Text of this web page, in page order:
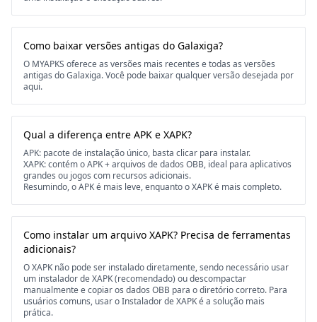
Como baixar versões antigas do Galaxiga?
O MYAPKS oferece as versões mais recentes e todas as versões
antigas do Galaxiga. Você pode baixar qualquer versão desejada por
aqui.
Qual a diferença entre APK e XAPK?
APK: pacote de instalação único, basta clicar para instalar.
XAPK: contém o APK + arquivos de dados OBB, ideal para aplicativos
grandes ou jogos com recursos adicionais.
Resumindo, o APK é mais leve, enquanto o XAPK é mais completo.
Como instalar um arquivo XAPK? Precisa de ferramentas
adicionais?
O XAPK não pode ser instalado diretamente, sendo necessário usar
um instalador de XAPK (recomendado) ou descompactar
manualmente e copiar os dados OBB para o diretório correto. Para
usuários comuns, usar o Instalador de XAPK é a solução mais
prática.